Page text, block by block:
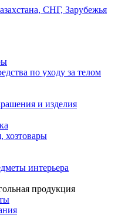
по уходу за телом
и изделия
хозтовары
интерьера
продукция